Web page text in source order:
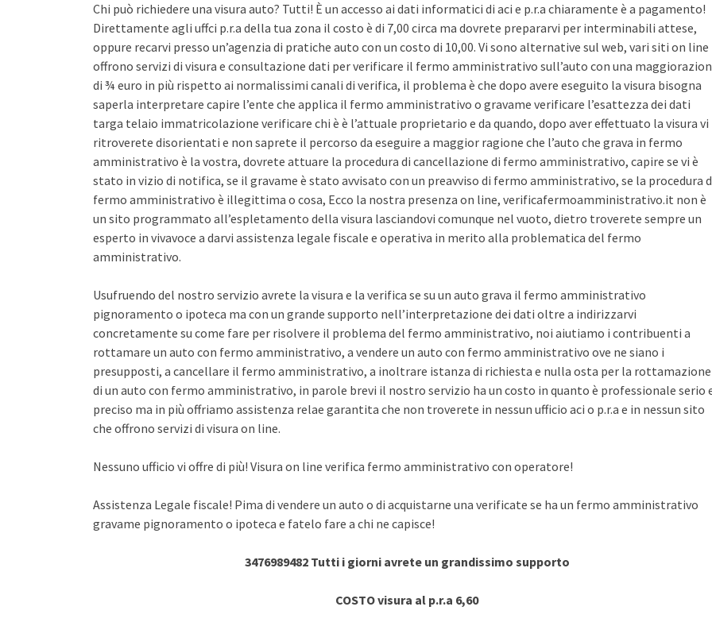
Chi può richiedere una visura auto? Tutti! È un accesso ai dati informatici di aci e p.r.a chiaramente è a pagamento!
Direttamente agli uffci p.r.a della tua zona il costo è di 7,00 circa ma dovrete prepararvi per interminabili attese,
oppure recarvi presso un’agenzia di pratiche auto con un costo di 10,00. Vi sono alternative sul web, vari siti on line
offrono servizi di visura e consultazione dati per verificare il fermo amministrativo sull’auto con una
di ¾ euro in più rispetto ai normalissimi canali di verifica, il problema è che dopo avere eseguito la visura bisogna
saperla interpretare capire l’ente che applica il fermo amministrativo o gravame verificare l’esattezza dei dati
targa telaio immatricolazione verificare chi è è l’attuale proprietario e da quando, dopo aver effettuato la visura vi
ritroverete disorientati e non saprete il percorso da eseguire a maggior ragione che l’auto che grava in fermo
amministrativo è la vostra, dovrete attuare la procedura di cancellazione di fermo amministrativo, capire se vi è
stato in vizio di notifica, se il gravame è stato avvisato con un preavviso di fermo amministrativo, se la procedura
fermo amministrativo è illegittima o cosa, Ecco la nostra presenza on line, verificafermoamministrativo.it non è
un sito programmato all’espletamento della visura lasciandovi comunque nel vuoto, dietro troverete sempre un
esperto in vivavoce a darvi assistenza legale fiscale e operativa in merito alla problematica del fermo
amministrativo.
Usufruendo del nostro servizio avrete la visura e la verifica se su un auto grava il fermo amministrativo
pignoramento o ipoteca ma con un grande supporto nell’interpretazione dei dati oltre a indirizzarvi
concretamente su come fare per risolvere il problema del fermo amministrativo, noi aiutiamo i contribuenti a
rottamare un auto con fermo amministrativo, a vendere un auto con fermo amministrativo ove ne siano i
presupposti, a cancellare il fermo amministrativo, a inoltrare istanza di richiesta e nulla osta per la rottamazione
di un auto con fermo amministrativo, in parole brevi il nostro servizio ha un costo in quanto è professionale serio
preciso ma in più offriamo assistenza relae garantita che non troverete in nessun ufficio aci o p.r.a e in nessun sito
che offrono servizi di visura on line.
Nessuno ufficio vi offre di più! Visura on line verifica fermo amministrativo con operatore!
Assistenza Legale fiscale! Pima di vendere un auto o di acquistarne una verificate se ha un fermo amministrativo
gravame pignoramento o ipoteca e fatelo fare a chi ne capisce!
3476989482 Tutti i giorni avrete un grandissimo supporto
COSTO visura al p.r.a 6,60